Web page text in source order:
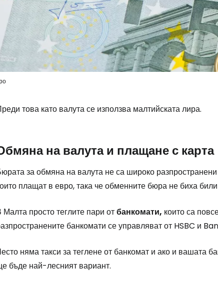
това като валута се използва малтийската лира.
на валута и плащане с карта
за обмяна на валута не са широко
плащат в евро, така че обменните бюра не биха
Малта просто теглите пари отбанкомати, които са
банкомати се управляват от HSBC и
няма такси за теглене от банкомат и ако и вашата
бъде най-лесният вариант.
Влезте в